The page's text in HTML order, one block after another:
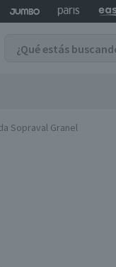
Sopraval Granel